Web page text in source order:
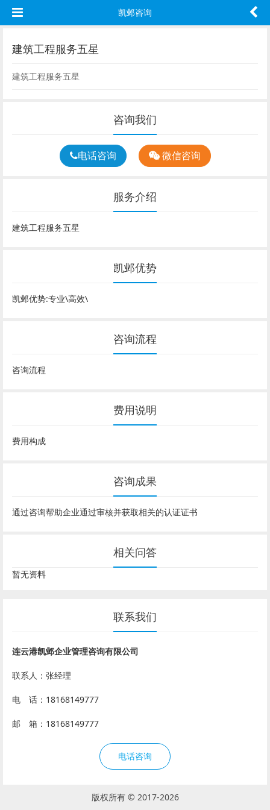
凯邺咨询
建筑工程服务五星
建筑工程服务五星
咨询我们
电话咨询 微信咨询
服务介绍
建筑工程服务五星
凯邺优势
凯邺优势:专业\高效\
咨询流程
咨询流程
费用说明
费用构成
咨询成果
通过咨询帮助企业通过审核并获取相关的认证证书
相关问答
暂无资料
联系我们
连云港凯邺企业管理咨询有限公司
联系人：张经理
电 话：18168149777
邮 箱：18168149777
电话咨询
版权所有 © 2017-2026